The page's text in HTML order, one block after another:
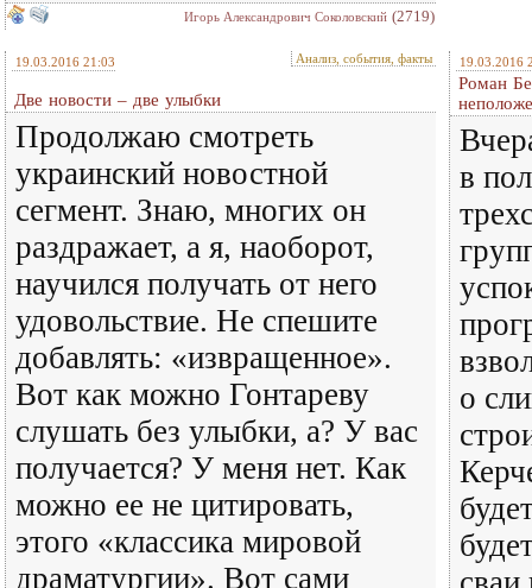
Игорь Александрович Соколовский (2719)
19.03.2016 21:03 Анализ, события, факты
Две новости – две улыбки
Продолжаю смотреть
украинский новостной
сегмент. Знаю, многих он
раздражает, а я, наоборот,
научился получать от него
удовольствие. Не спешите
добавлять: «извращенное».
Вот как можно Гонтареву
слушать без улыбки, а? У вас
получается? У меня нет. Как
можно ее не цитировать,
этого «классика мировой
драматургии». Вот сами
19.03.2016
Роман
в
о